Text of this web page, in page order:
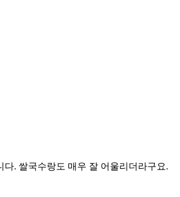
. 쌀국수랑도 매우 잘 어울리더라구요.